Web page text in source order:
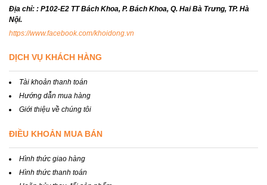
Địa chỉ: : P102-E2 TT Bách Khoa, P. Bách Khoa, Q. Hai Bà Trưng, TP. Hà
Nội.
https://www.facebook.com/khoidong.vn
DỊCH VỤ KHÁCH HÀNG
Tài khoản thanh toán
Hướng dẫn mua hàng
Giới thiệu về chúng tôi
ĐIỀU KHOẢN MUA BÁN
Hình thức giao hàng
Hình thức thanh toán